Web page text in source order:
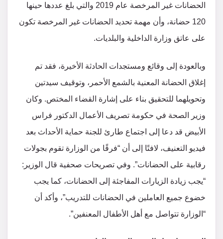
الحضانات غير المرخصة عام 2019 والتي بلغ عددها حينها
120 حضانة، وأن مهمة تحديد الحضانات غير المرخصة تكون
على عاتق وزارة الداخلية والبلديات.
وبالعودة إلى وقائع ومستجدات الحادثة الأخيرة، فقد تم
إغلاق الحضانة المعنية بالشمع الأحمر، وتوقيف سيدتين
وتحويلهما للتحقيق بناء على إشارة القضاء المختص. وكان
وزير الصحة في حكومة تصريف الأعمال الدكتور فراس
الأبيض قد دعا إلى اجتماع طارئ للجنة حماية الأحداث بعد
فيديو التعنيف، لافتًا إلى أن “فرقًا من الوزارة تقوم بجولات
رقابية على الحضانات”. وفي تصريحات صحفية قال الوزير:
“يجب زيادة الزيارات المفاجئة إلى الحضانات، كما يجب
خضوع جميع العاملين في الحضانات للتدريب”، وأكد أن
“الوزارة تتواصل مع أهل الأطفال المعنفين”.